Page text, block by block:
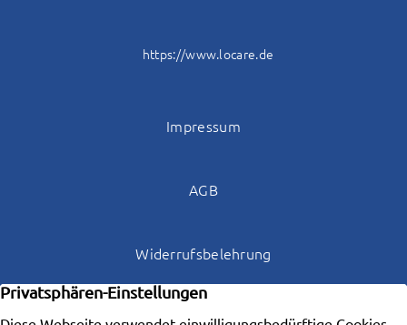
https://www.locare.de
Impressum
AGB
Widerrufsbelehrung
Datenschutz